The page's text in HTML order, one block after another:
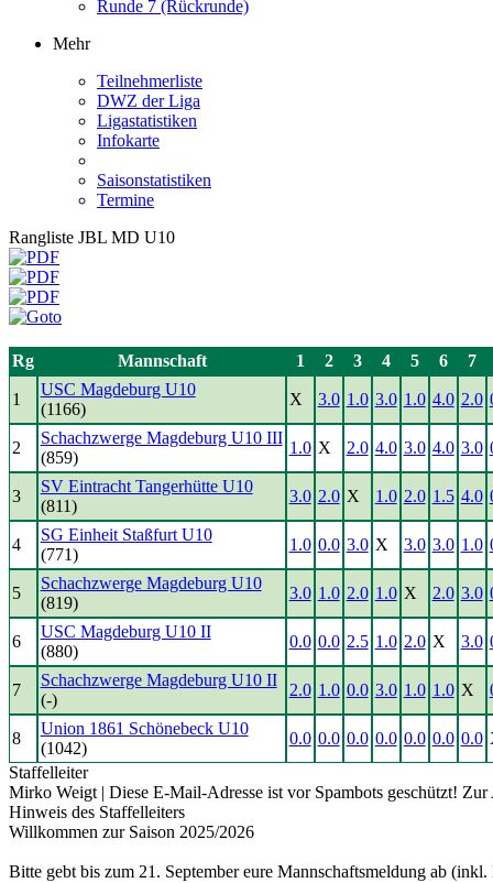
Runde 7 (Rückrunde)
Mehr
Teilnehmerliste
DWZ der Liga
Ligastatistiken
Infokarte
Saisonstatistiken
Termine
Rangliste JBL MD U10
Rg Mannschaft 1 2 3 4 5 6 7
1
USC Magdeburg U10
(1166)
X 3.0 1.0 3.0 1.0 4.0 2.0
2
Schachzwerge Magdeburg U10 III
(859)
1.0 X 2.0 4.0 3.0 4.0 3.0
3
SV Eintracht Tangerhütte U10
(811)
3.0 2.0 X 1.0 2.0 1.5 4.0
4
SG Einheit Staßfurt U10
(771)
1.0 0.0 3.0 X 3.0 3.0 1.0
5
Schachzwerge Magdeburg U10
(819)
3.0 1.0 2.0 1.0 X 2.0 3.0
6
USC Magdeburg U10 II
(880)
0.0 0.0 2.5 1.0 2.0 X 3.0
7
Schachzwerge Magdeburg U10 II
(-)
2.0 1.0 0.0 3.0 1.0 1.0 X
8
Union 1861 Schönebeck U10
(1042)
0.0 0.0 0.0 0.0 0.0 0.0 0.0
Staffelleiter
Mirko Weigt | Diese E-Mail-Adresse ist vor Spambots geschützt! Zur
Hinweis des Staffelleiters
Willkommen zur Saison 2025/2026
Bitte gebt bis zum 21. September eure Mannschaftsmeldung ab